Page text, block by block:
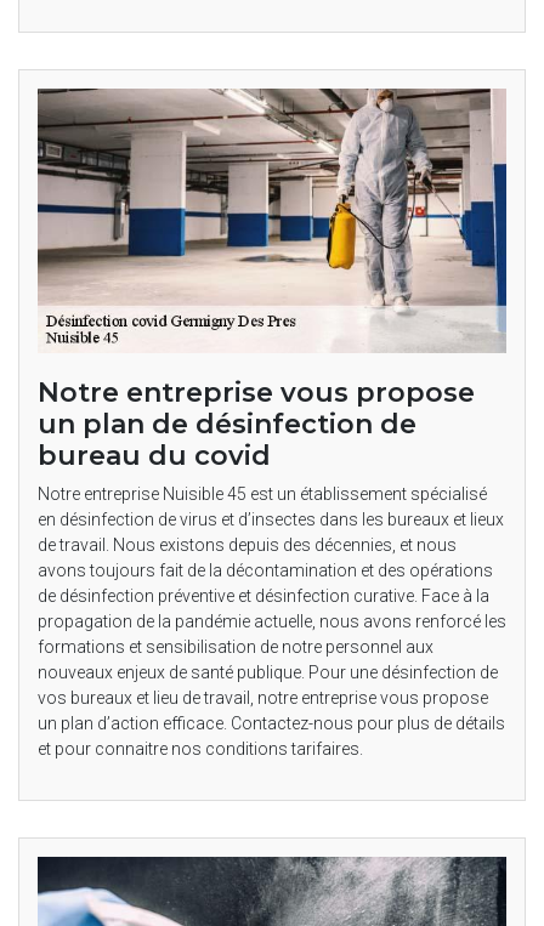
Notre entreprise vous propose
un plan de désinfection de
bureau du covid
Notre entreprise Nuisible 45 est un établissement spécialisé
en désinfection de virus et d’insectes dans les bureaux et lieux
de travail. Nous existons depuis des décennies, et nous
avons toujours fait de la décontamination et des opérations
de désinfection préventive et désinfection curative. Face à la
propagation de la pandémie actuelle, nous avons renforcé les
formations et sensibilisation de notre personnel aux
nouveaux enjeux de santé publique. Pour une désinfection de
vos bureaux et lieu de travail, notre entreprise vous propose
un plan d’action efficace. Contactez-nous pour plus de détails
et pour connaitre nos conditions tarifaires.